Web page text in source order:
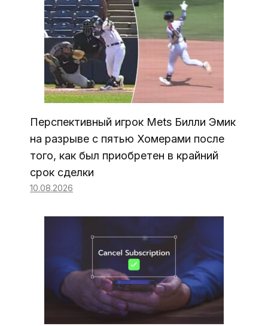
Перспективный игрок Mets Билли Эмик
на разрыве с пятью Хомерами после
того, как был приобретен в крайний
срок сделки
10.08.2026